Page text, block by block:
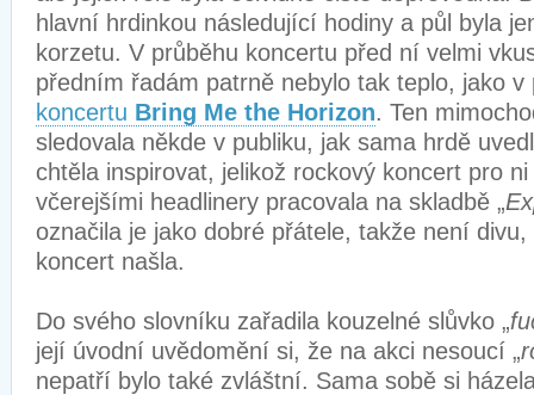
hlavní hrdinkou následující hodiny a půl byla
korzetu. V průběhu koncertu před ní velmi
předním řadám patrně nebylo tak teplo, jako
koncertu Bring Me the Horizon. Ten
sledovala někde v publiku, jak sama hrdě
chtěla inspirovat, jelikož rockový koncert pro
včerejšími headlinery pracovala na skladbě „
označila je jako dobré přátele, takže není
koncert našla.
Do svého slovníku zařadila kouzelné slůvko „
její úvodní uvědomění si, že na akci nesoucí „
nepatří bylo také zvláštní. Sama sobě si